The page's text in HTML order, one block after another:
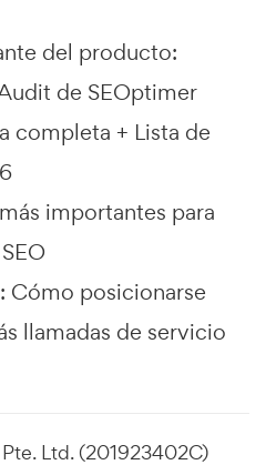
del producto:
de SEOptimer
completa + Lista de
importantes para
Cómo posicionarse
llamadas de servicio
Ltd. (201923402C)